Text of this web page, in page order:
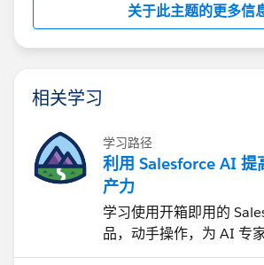
关于此主题的更多信
相关学习
学习路径
利用 Salesforce AI 提
产力
学习使用开箱即用的
品，动手操作，为 AI 专